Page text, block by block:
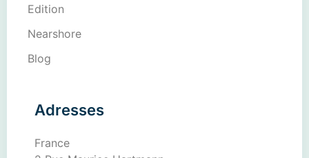
Edition
Nearshore
Blog
Adresses
France